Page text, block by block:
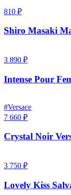
810 ₽
Shiro Masaki
3 890 ₽
Intense Pour
#Versace
7 660 ₽
Crystal Noir
3 750 ₽
Lovely Kiss